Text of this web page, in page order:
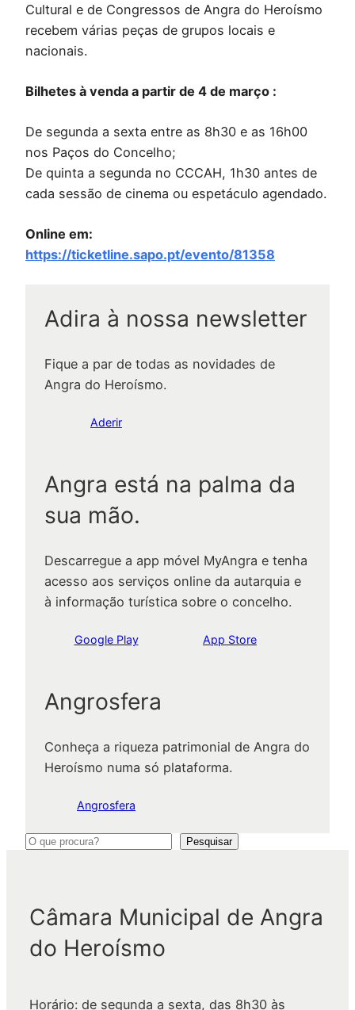
Cultural e de Congressos de Angra do Heroísmo
recebem várias peças de grupos locais e
nacionais.
Bilhetes à venda a partir de 4 de março :
De segunda a sexta entre as 8h30 e as 16h00
nos Paços do Concelho;
De quinta a segunda no CCCAH, 1h30 antes de
cada sessão de cinema ou espetáculo agendado.
Online em:
https://ticketline.sapo.pt/evento/81358
Adira à nossa newsletter
Fique a par de todas as novidades de
Angra do Heroísmo.
Aderir
Angra está na palma da
sua mão.
Descarregue a app móvel MyAngra e tenha
acesso aos serviços online da autarquia e
à informação turística sobre o concelho.
Google Play App Store
Angrosfera
Conheça a riqueza patrimonial de Angra do
Heroísmo numa só plataforma.
Angrosfera
P
u
Pesquisar
Câmara Municipal de Angra
do Heroísmo
Horário: de segunda a sexta, das 8h30 às